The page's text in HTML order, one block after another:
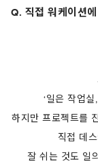
Q. 직접 워케이션
‘일은 작업
하지만 프로젝트를
직접 데
잘 쉬는 것도 일